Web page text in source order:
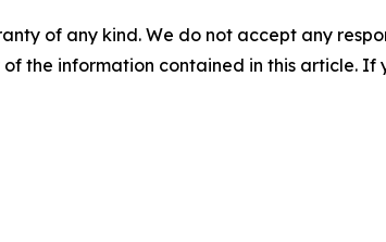
of any kind. We do not accept any
the information contained in this article.